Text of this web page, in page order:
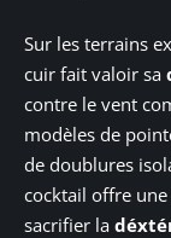
Sur les terrains
cuir fait valoir sa
contre le vent
modèles de
de doublures
cocktail offre une
sacrifier la